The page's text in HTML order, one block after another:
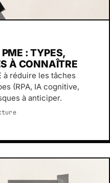
: TYPES,
À CONNAÎTRE
à réduire les tâches
(RPA, IA cognitive,
à anticiper.